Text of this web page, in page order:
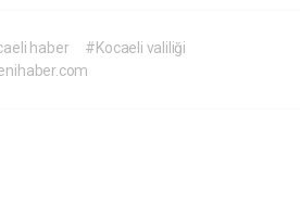
haber
#Kocaeli valiliği